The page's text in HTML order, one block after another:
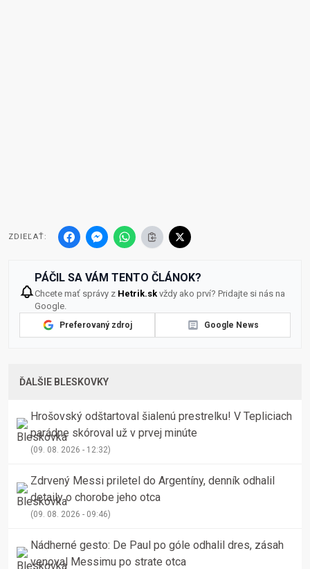
ZDIEĽAŤ:
PÁČIL SA VÁM TENTO ČLÁNOK?
Chcete mať správy z Hetrik.skvždy ako prví? Pridajte si nás na
Google.
Preferovaný zdroj Google News
ĎALŠIE BLESKOVKY
Hrošovský odštartoval šialenú prestrelku! V Tepliciach
parádne skóroval už v prvej minúte
(09. 08. 2026 - 12:32)
Zdrvený Messi priletel do Argentíny, denník odhalil
detaily o chorobe jeho otca
(09. 08. 2026 - 09:46)
Nádherné gesto: De Paul po góle odhalil dres, zásah
venoval Messimu po strate otca